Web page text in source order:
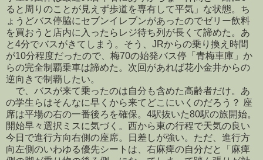
ると周りのことが見えず歩道を専有して平気」な状態。ち
ょうどバス停脇にセブンイレブンがあったのでゼリー飲料
を買おうと店内に入ったらレジ待ち列が長くて諦めた。あ
と4分でバスがきてしまう。そう、JRからの乗り換え時間
が10分程度だったので、梅70の始発バス停「青梅車庫」か
らの完全制覇乗車は諦めた。次回があれば花小金井からの
逆向きで制覇したい。
で、バスが来て乗ったのは自分も含めた高齢者だけ。あ
の学生らはそんなに早くから来てどこにいくのだろう？ 座
席は平場の右の一番後ろを確保。4駅抜いた80駅の旅開始。
開始早々選択ミスに気づく。西から東の行程で天気の良い
今日で進行方向右側の座席。日差しが強い。ただ、進行方
向左側のいわゆる優先シートは、右麻痺の自分だと「麻痺